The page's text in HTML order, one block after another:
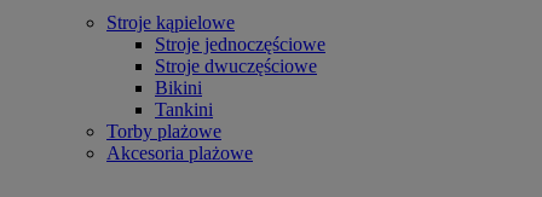
Stroje kąpielowe
Stroje jednoczęściowe
Stroje dwuczęściowe
Bikini
Tankini
Torby plażowe
Akcesoria plażowe